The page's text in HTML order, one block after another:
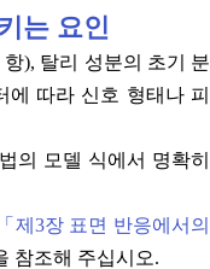
는 요인
), 탈리 성분의 초기 분
에 따라 신호 형태나 피
의 모델 식에서 명확히
「제3장 표면 반응에서의
참조해 주십시오.